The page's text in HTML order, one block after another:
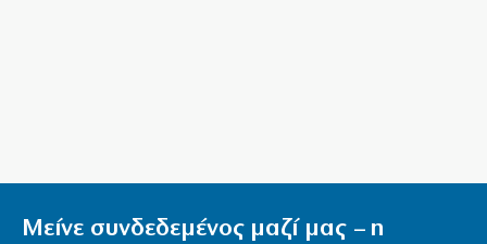
Μείνε συνδεδεμένος μαζί μας – η